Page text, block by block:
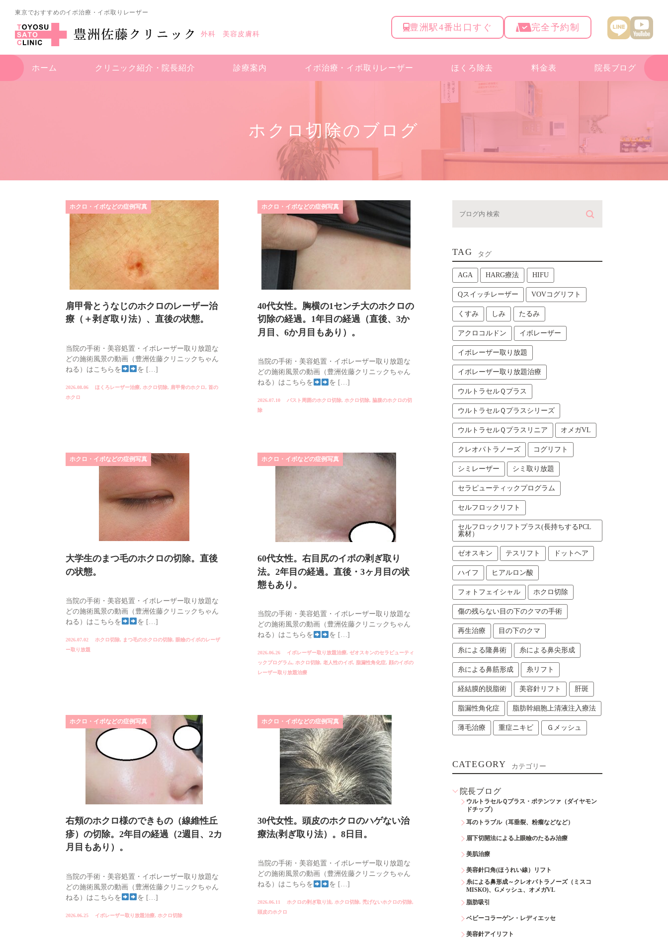
東京でおすすめのイボ治療・イボ取りレーザー
外科 美容皮膚科
豊洲駅4番出口すぐ 完全予約制
ホーム クリニック紹介・ 院長紹介 診療案内 イボ治療・ イボ取りレーザー ほくろ除去 料金表 院長ブログ
ホクロ切除のブログ
ホクロ・イボなどの症例写真
肩甲骨とうなじのホクロのレーザー治
療（＋剥ぎ取り法）、直後の状態。
当院の手術・美容処置・イボレーザー取り放題な
どの施術風景の動画（豊洲佐藤クリニックちゃん
ねる）はこちらを
を […]
2026.08.06 ほくろレーザー治療, ホクロ切除, 肩甲骨のホクロ, 首の
ホクロ
ホクロ・イボなどの症例写真
40代女性。胸横の1センチ大のホクロの
切除の経過。1年目の経過（直後、3か
月目、6か月目もあり）。
当院の手術・美容処置・イボレーザー取り放題な
どの施術風景の動画（豊洲佐藤クリニックちゃん
ねる）はこちらを
を […]
2026.07.10 バスト周囲のホクロ切除, ホクロ切除, 脇腹のホクロの切
除
ホクロ・イボなどの症例写真
大学生のまつ毛のホクロの切除。直後
の状態。
当院の手術・美容処置・イボレーザー取り放題な
どの施術風景の動画（豊洲佐藤クリニックちゃん
ねる）はこちらを
を […]
2026.07.02 ホクロ切除, まつ毛のホクロの切除, 眼瞼のイボのレーザ
ー取り放題
ホクロ・イボなどの症例写真
60代女性。右目尻のイボの剥ぎ取り
法。2年目の経過。直後・3ヶ月目の状
態もあり。
当院の手術・美容処置・イボレーザー取り放題な
どの施術風景の動画（豊洲佐藤クリニックちゃん
ねる）はこちらを
を […]
2026.06.26 イボレーザー取り放題治療,ゼオスキンのセラピューティ
ックプログラム,ホクロ切除,老人性のイボ, 脂漏性角化症,顔のイボの
レーザー取り放題治療
ホクロ・イボなどの症例写真
右頬のホクロ様のできもの（線維性丘
疹）の切除。2年目の経過（2週目、2カ
月目もあり）。
当院の手術・美容処置・イボレーザー取り放題な
どの施術風景の動画（豊洲佐藤クリニックちゃん
ねる）はこちらを
を […]
2026.06.25 イボレーザー取り放題治療, ホクロ切除
ホクロ・イボなどの症例写真
30代女性。頭皮のホクロのハゲない治
療法(剥ぎ取り法）。8日目。
当院の手術・美容処置・イボレーザー取り放題な
どの施術風景の動画（豊洲佐藤クリニックちゃん
ねる）はこちらを
を […]
2026.06.11 ホクロの剥ぎ取り法, ホクロ切除,禿げないホクロの切除,
頭皮のホクロ
TAG タグ
AGA HARG療法 HIFU
Qスイッチレーザー VOVコグリフト
くすみ しみ たるみ
アクロコルドン イボレーザー
イボレーザー取り放題
イボレーザー取り放題治療
ウルトラセルＱプラス
ウルトラセルＱプラスシリーズ
ウルトラセルＱプラスリニア オメガVL
クレオパトラノーズ コグリフト
シミレーザー シミ取り放題
セラピューティックプログラム
セルフロックリフト
セルフロックリフトプラス(長持ちするPCL
素材）
ゼオスキン テスリフト ドットヘア
ハイフ ヒアルロン酸
フォトフェイシャル ホクロ切除
傷の残らない目の下のクマの手術
再生治療 目の下のクマ
糸による隆鼻術 糸による鼻尖形成
糸による鼻筋形成 糸リフト
経結膜的脱脂術 美容針リフト 肝斑
脂漏性角化症 脂肪幹細胞上清液注入療法
薄毛治療 重症ニキビ Ｇメッシュ
CATEGORY カテゴリー
院長ブログ
ウルトラセルＱプラス・ポテンツァ（ダイヤモン
ドチップ）
耳のトラブル（耳垂裂、粉瘤などなど）
眉下切開法による上眼瞼のたるみ治療
美肌治療
美容針口角(ほうれい線）リフト
糸による鼻形成～クレオパトラノーズ（ミスコ
MISKO)、Gメッシュ、オメガVL
脂肪吸引
ベビーコラーゲン・レディエッセ
美容針アイリフト